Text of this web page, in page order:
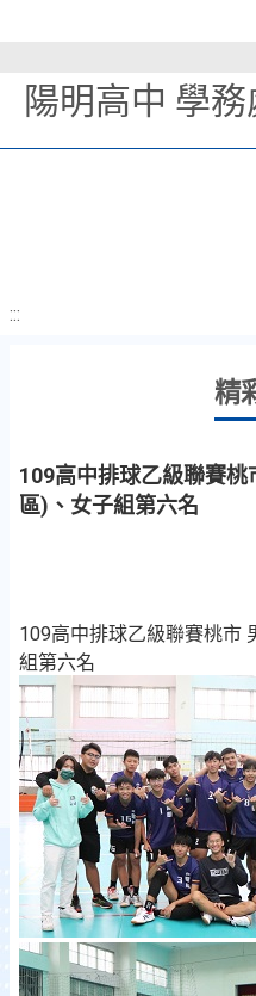
陽明高中 學務
:::
精
109高中排球乙級聯賽
區)、女子組第六名
109高中排球乙級聯賽桃市
組第六名